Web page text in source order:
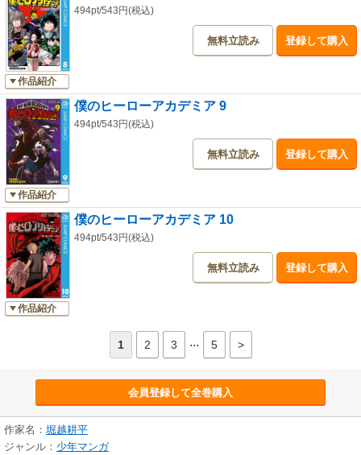
作品紹介
494pt/543円(税込)
無料立読み 登録して購入
作品紹介
僕のヒーローアカデミア 9
494pt/543円(税込)
無料立読み 登録して購入
作品紹介
僕のヒーローアカデミア 10
494pt/543円(税込)
無料立読み 登録して購入
1 2 3 ... 5 >
会員登録して全巻購入
作家名： 堀越耕平
ジャンル： 少年マンガ